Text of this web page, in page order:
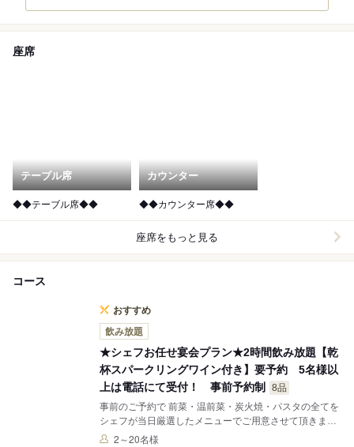
座席
テーブル席
◆◆テーブル席◆◆
カウンター
◆◆カウンター席◆◆
座席をもっと見る
コース
おすすめ
飲み放題
★シェフお任せ宴会プラン★2時間飲み放題【乾
杯スパークリングワイン付き】要予約 5名様以
上は電話にて受付！ 事前予約制
8品
事前のご予約で 前菜・温前菜・炭火焼・パスタの全てを
シェフが当日厳選したメニューでご用意させて頂きま
す。 もちろんドリンクは飲み放題。どうぞゆっくりとお2～20名様